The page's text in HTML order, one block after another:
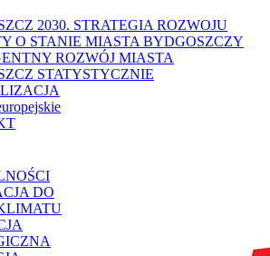
2030. STRATEGIA ROZWOJU
O STANIE MIASTA BYDGOSZCZY
ROZWÓJ MIASTA
STATYSTYCZNIE
DO